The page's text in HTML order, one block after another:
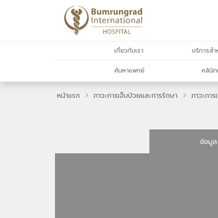
เกี่ยวกับเรา บริการส
ค้นหาแพทย์ คลินิก
หน้าแรก ภาวะการเจ็บป่วยและการรักษา ภาวะกา
ข้อมูล